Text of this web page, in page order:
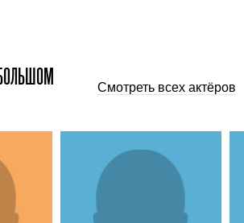
Смотреть всех актёров